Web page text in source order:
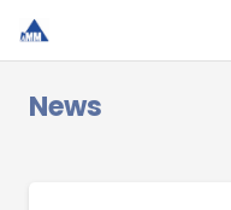
News